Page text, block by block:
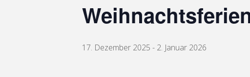
17. Dezember 2025 - 2. Januar 2026